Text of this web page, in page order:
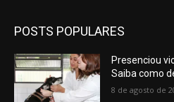
POSTS POPULARES
Presenciou
Saiba como
8 de agosto de